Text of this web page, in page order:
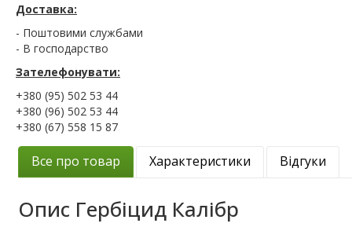
Доставка:
- Поштовими службами
- В господарство
Зателефонувати:
+380 (95) 502 53 44
+380 (96) 502 53 44
+380 (67) 558 15 87
Все про товар Характеристики Відгуки
Опис Гербіцид Калібр